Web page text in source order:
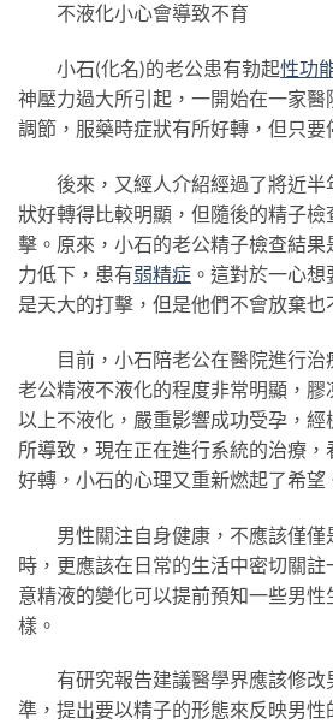
不液化小心會導致不育
小石(化名)的老公患有勃起性功
神壓力過大所引起，一開始在一家
調節，服藥時症狀有所好轉，但只要
後來，又經人介紹經過了將近半
狀好轉得比較明顯，但隨後的精子
擊。原來，小石的老公精子檢查結
力低下，患有弱精症 。這對於一心
是天大的打擊，但是他們不會放棄也
目前，小石陪老公在醫院進行治
老公精液不液化的程度非常明顯，
以上不液化，嚴重影響成功受孕，
所導致，現在正在進行系統的治療
好轉，小石的心理又重新燃起了希望
男性關注自身健康，不應該僅僅
時，更應該在日常的生活中密切關
意精液的變化可以提前預知一些男
樣。
有研究報告建議醫學界應該修改
準，提出要以精子的形態來反映男